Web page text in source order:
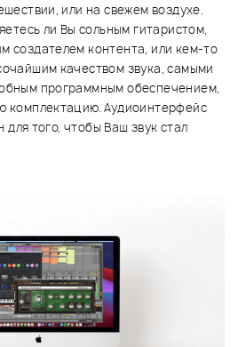
или на свежем воздухе.
ли Вы сольным гитаристом,
создателем контента, или кем-то
качеством звука, самыми
программным обеспечением,
комплектацию. Аудиоинтерфейс
того, чтобы Ваш звук стал